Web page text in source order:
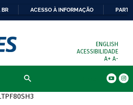
BR ACESSO À INFORMAÇÃO
ENGLISH
ACESSIBILIDADE
A+ A-